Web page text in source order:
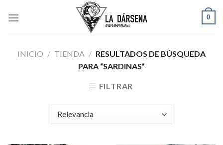
0
INICIO / TIENDA / RESULTADOS DE BÚSQUEDA
PARA “SARDINAS”
FILTRAR